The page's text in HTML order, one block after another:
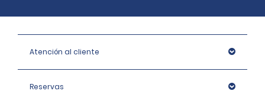
Atención al cliente
Reservas